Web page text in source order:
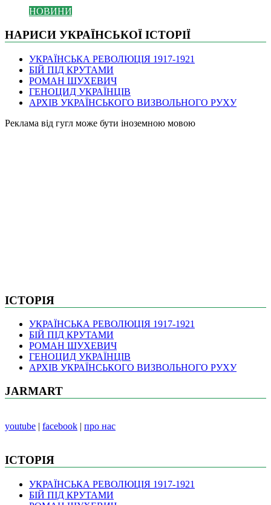
НОВИНИ
НАРИСИ УКРАЇНСЬКОЇ ІСТОРІЇ
УКРАЇНСЬКА РЕВОЛЮЦІЯ 1917-1921
БІЙ ПІД КРУТАМИ
РОМАН ШУХЕВИЧ
ГЕНОЦИД УКРАЇНЦІВ
АРХІВ УКРАЇНСЬКОГО ВИЗВОЛЬНОГО РУХУ
Pеклама від гугл може бути іноземною мовою
ІСТОРІЯ
УКРАЇНСЬКА РЕВОЛЮЦІЯ 1917-1921
БІЙ ПІД КРУТАМИ
РОМАН ШУХЕВИЧ
ГЕНОЦИД УКРАЇНЦІВ
АРХІВ УКРАЇНСЬКОГО ВИЗВОЛЬНОГО РУХУ
JARMART
youtube | facebook | про нас
ІСТОРІЯ
УКРАЇНСЬКА РЕВОЛЮЦІЯ 1917-1921
БІЙ ПІД КРУТАМИ